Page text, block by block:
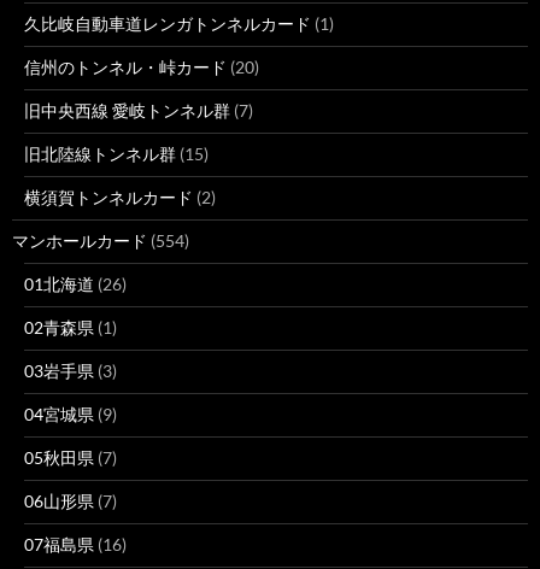
久比岐自動車道レンガトンネルカード (1)
信州のトンネル・峠カード (20)
旧中央西線 愛岐トンネル群 (7)
旧北陸線トンネル群 (15)
横須賀トンネルカード (2)
マンホールカード (554)
01北海道 (26)
02青森県 (1)
03岩手県 (3)
04宮城県 (9)
05秋田県 (7)
06山形県 (7)
07福島県 (16)